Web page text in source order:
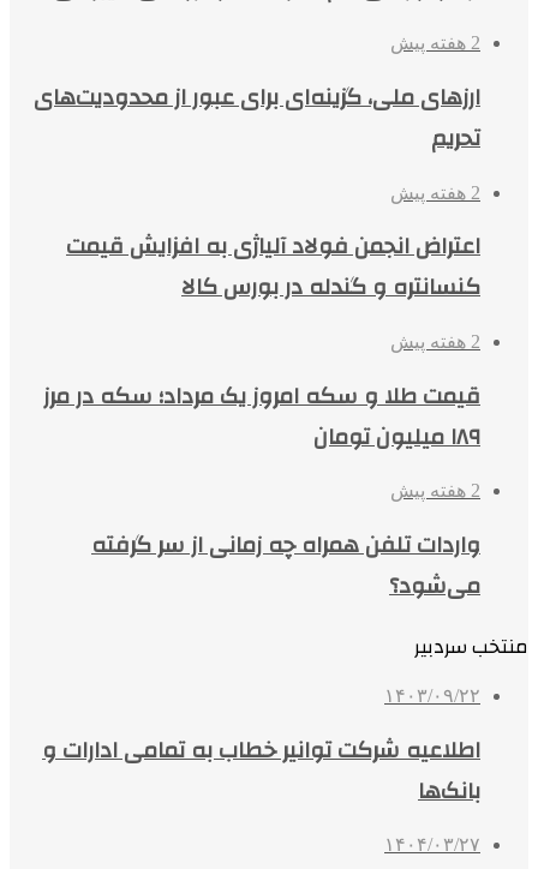
2 هفته پیش
ارزهای ملی، گزینه‌ای برای عبور از محدودیت‌های
تحریم
2 هفته پیش
اعتراض انجمن فولاد آلیاژی به افزایش قیمت
کنسانتره و گندله در بورس کالا
2 هفته پیش
قیمت طلا و سکه امروز یک مرداد؛ سکه در مرز
۱۸۹ میلیون تومان
2 هفته پیش
واردات تلفن همراه چه زمانی از سر گرفته
می‌شود؟
منتخب سردبیر
۱۴۰۳/۰۹/۲۲
اطلاعیه شرکت توانیر خطاب به تمامی ادارات و
بانک‌ها
۱۴۰۴/۰۳/۲۷